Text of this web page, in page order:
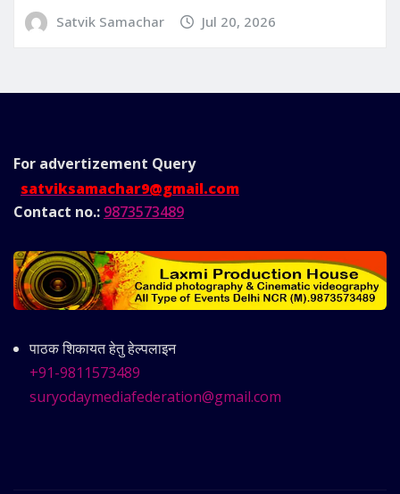
Satvik Samachar Jul 20, 2026
For advertizement Query
satviksamachar9@gmail.com
Contact no.: 9873573489
पाठक शिकायत हेतु हेल्पलाइन
+91-9811573489
suryodaymediafederation@gmail.com